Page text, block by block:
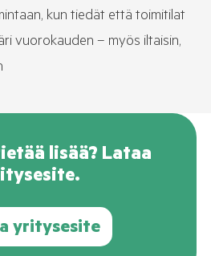
kun tiedät että toimitilat
vuorokauden – myös iltaisin,
lisää? Lataa
yritysesite